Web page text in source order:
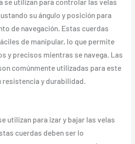
se utilizan para controlar las velas
su ángulo y posición para
de navegación. Estas cuerdas
de manipular, lo que permite
y precisos mientras se navega. Las
comúnmente utilizadas para este
y durabilidad.
utilizan para izar y bajar las velas
cuerdas deben ser lo